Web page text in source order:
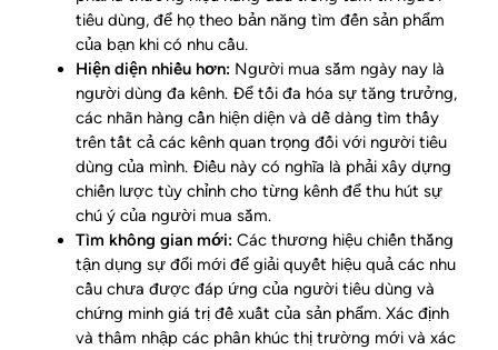
tiêu dùng, để họ theo bản năng tìm đến sản phẩm
của bạn khi có nhu cầu.
Hiện diện nhiều hơn: Người mua sắm ngày nay là
người dùng đa kênh. Để tối đa hóa sự tăng trưởng,
các nhãn hàng cần hiện diện và dễ dàng tìm thấy
trên tất cả các kênh quan trọng đối với người tiêu
dùng của mình. Điều này có nghĩa là phải xây dựng
chiến lược tùy chỉnh cho từng kênh để thu hút sự
chú ý của người mua sắm.
Tìm không gian mới: Các thương hiệu chiến thắng
tận dụng sự đổi mới để giải quyết hiệu quả các nhu
cầu chưa được đáp ứng của người tiêu dùng và
chứng minh giá trị đề xuất của sản phẩm. Xác định
và thâm nhập các phân khúc thị trường mới và xác